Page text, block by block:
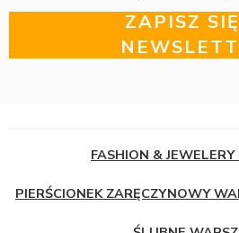
ZAPISZ
FASHION &
PIERŚCIONEK ZARĘCZYNOWY